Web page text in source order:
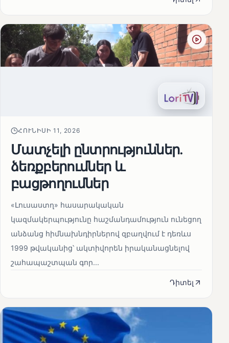
ՀՈՒՆԻՍԻ 11, 2026
Մատչելի ընտրություններ.
ձեռքբերումներ և
բացթողումներ
«Լուսաստղ» հասարակական
կազմակերպությունը հաշմանդամություն ունեցող
անձանց հիմնախնդիրներով զբաղվում է դեռևս
1999 թվականից՝ ակտիվորեն իրականացնելով
շահապաշտպան գոր...
Դիտել